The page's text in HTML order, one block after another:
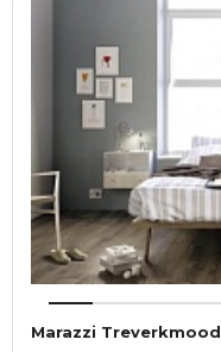
Marazzi Treverkmood